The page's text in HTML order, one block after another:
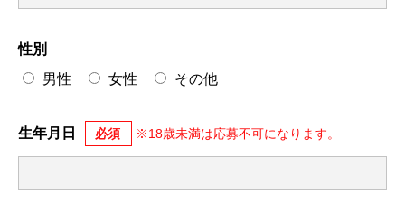
性別
男性
女性 その他
生年月日